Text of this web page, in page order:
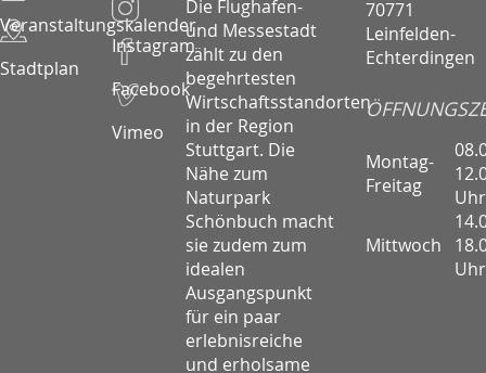
Veranstaltungskalender
Stadtplan
Instagram
Facebook
Vimeo
Die Flughafen-
und Messestadt
zählt zu den
begehrtesten
Wirtschaftsstandorten
in der Region
Stuttgart. Die
Nähe zum
Naturpark
Schönbuch macht
sie zudem zum
idealen
Ausgangspunkt
für ein paar
erlebnisreiche
und erholsame
70771
Leinfelden-
Echterdingen
Montag-
Freitag
Uhr
Mittwoch
Uhr